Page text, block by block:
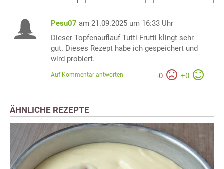
Pesu07 am 21.09.2025 um 16:33 Uhr
Dieser Topfenauflauf Tutti Frutti klingt sehr
gut. Dieses Rezept habe ich gespeichert und
wird probiert.
-0 +0
Auf Kommentar antworten
ÄHNLICHE REZEPTE